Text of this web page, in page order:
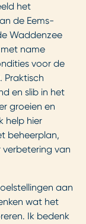
het
de Eems-
Waddenzee
name
voor de
Praktisch
en slib in het
groeien en
help hier
beheerplan,
van
aan
wat het
Ik bedenk